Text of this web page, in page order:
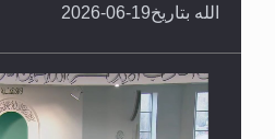
الله بتاريخ19-06-2026